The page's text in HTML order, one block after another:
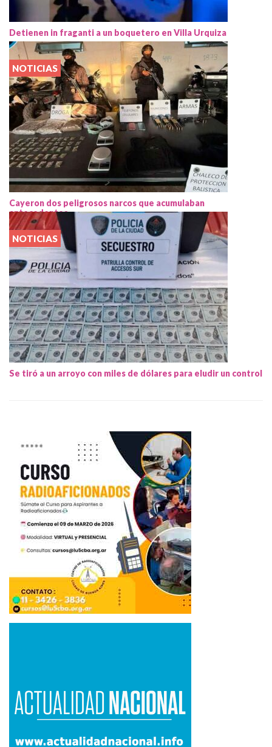
Detienen in fraganti a un boquetero en Villa Urquiza
NOTICIAS
Cayeron dos peligrosos narcos que acumulaban
antecedentes
NOTICIAS
Se tiró a un arroyo con miles de dólares para eludir un control